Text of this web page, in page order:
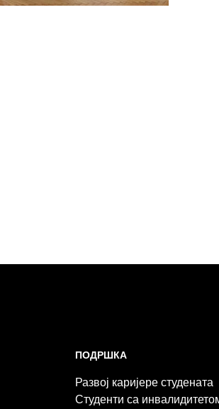
ПОДРШКА
Развој каријере студената
Студенти са